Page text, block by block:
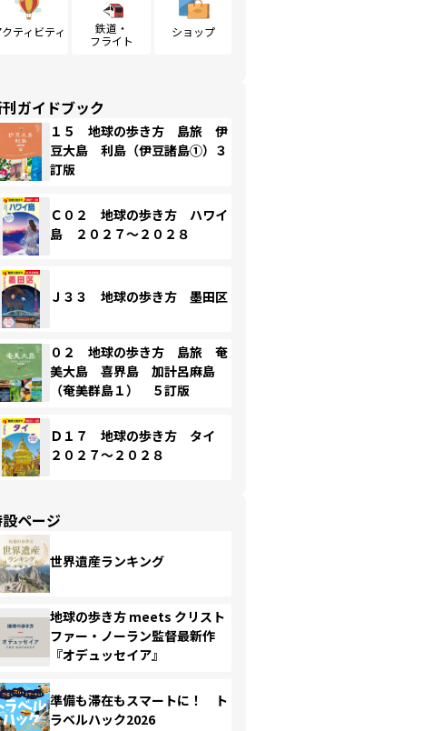
クティビティ
鉄道・
フライト
ショップ
ガイドブック
１５ 地球の歩き方 島旅 伊
豆大島 利島（伊豆諸島①）３
訂版
Ｃ０２ 地球の歩き方 ハワイ
島 ２０２７～２０２８
Ｊ３３ 地球の歩き方 墨田区
０２ 地球の歩き方 島旅 奄
美大島 喜界島 加計呂麻島
（奄美群島１） ５訂版
Ｄ１７ 地球の歩き方 タイ
２０２７～２０２８
ページ
世界遺産ランキング
地球の歩き方 meets クリスト
ファー・ノーラン監督最新作
『オデュッセイア』
準備も滞在もスマートに！ ト
ラベルハック2026